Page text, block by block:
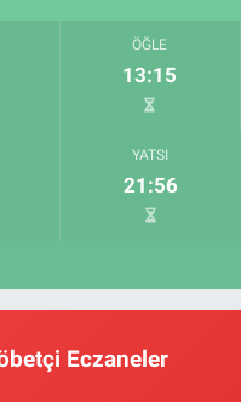
ÖĞLE
13:15
YATSI
21:56
Eczaneler